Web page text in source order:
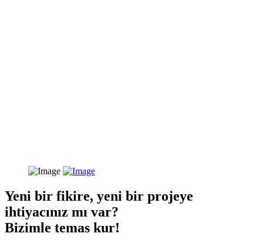
Yeni bir fikire, yeni bir projeye
ihtiyacınız mı var?
Bizimle temas kur!